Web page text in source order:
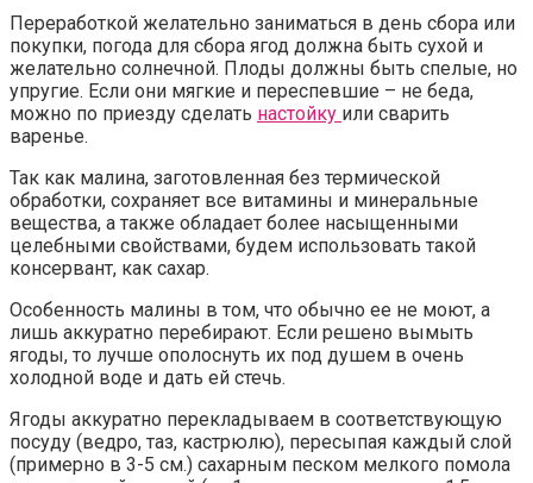
Переработкой желательно заниматься в день сбора или
покупки, погода для сбора ягод должна быть сухой и
желательно солнечной. Плоды должны быть спелые, но
упругие. Если они мягкие и переспевшие – не беда,
можно по приезду сделать настойку или сварить
варенье.
Так как малина, заготовленная без термической
обработки, сохраняет все витамины и минеральные
вещества, а также обладает более насыщенными
целебными свойствами, будем использовать такой
консервант, как сахар.
Особенность малины в том, что обычно ее не моют, а
лишь аккуратно перебирают. Если решено вымыть
ягоды, то лучше ополоснуть их под душем в очень
холодной воде и дать ей стечь.
Ягоды аккуратно перекладываем в соответствующую
посуду (ведро, таз, кастрюлю), пересыпая каждый слой
(примерно в 3-5 см.) сахарным песком мелкого помола